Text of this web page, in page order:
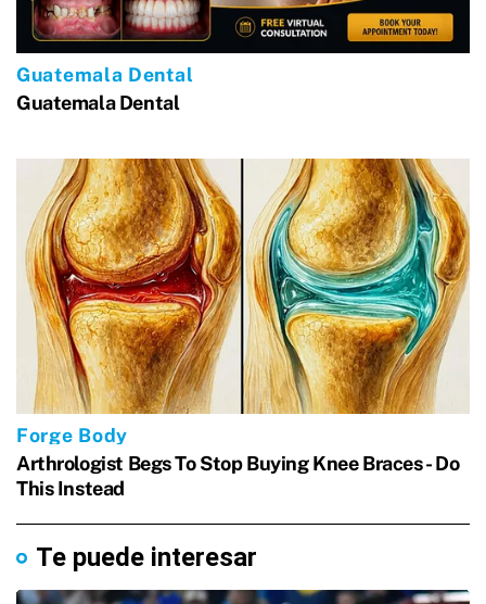
Te puede interesar